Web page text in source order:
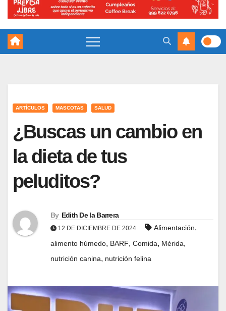
ARTÍCULOS MASCOTAS SALUD
¿Buscas un cambio en
la dieta de tus
peluditos?
By Edith De la Barrera
12 DE DICIEMBRE DE 2024 Alimentación,
alimento húmedo, BARF, Comida, Mérida,
nutrición canina, nutrición felina